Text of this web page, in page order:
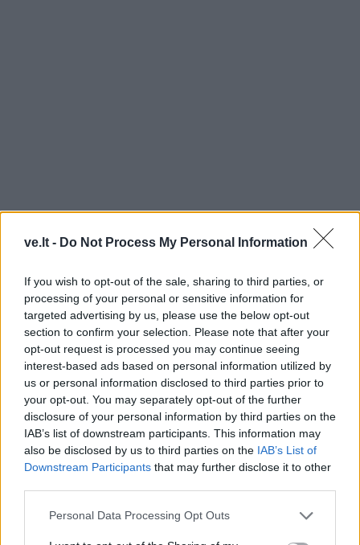
ve.lt - Do Not Process My Personal Information
If you wish to opt-out of the sale, sharing to third parties, or
processing of your personal or sensitive information for
targeted advertising by us, please use the below opt-out
section to confirm your selection. Please note that after your
opt-out request is processed you may continue seeing
interest-based ads based on personal information utilized by
us or personal information disclosed to third parties prior to
your opt-out. You may separately opt-out of the further
disclosure of your personal information by third parties on the
IAB’s list of downstream participants. This information may
also be disclosed by us to third parties on the IAB’s List of
Downstream Participants that may further disclose it to other
Personal Data Processing Opt Outs